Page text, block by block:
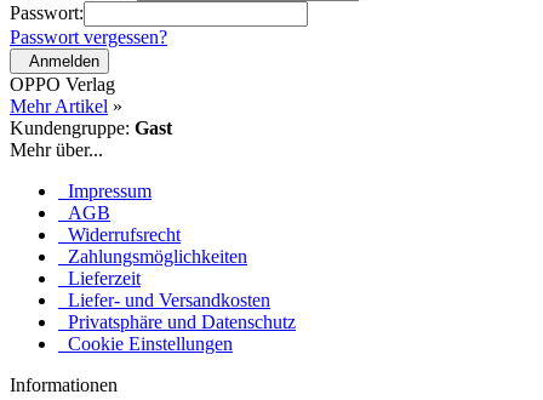
Passwort:
Passwort vergessen?
Anmelden
OPPO Verlag
Mehr Artikel »
Kundengruppe: Gast
Mehr über...
Impressum
AGB
Widerrufsrecht
Zahlungsmöglichkeiten
Lieferzeit
Liefer- und Versandkosten
Privatsphäre und Datenschutz
Cookie Einstellungen
Informationen